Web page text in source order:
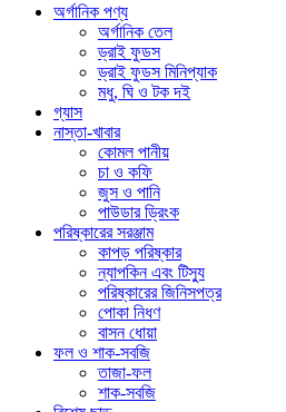
অর্গানিক পণ্য
অর্গানিক তেল
ড্রাই ফুডস
ড্রাই ফুডস মিনিপ্যাক
মধু, ঘি ও টক দই
গ্যাস
নাস্তা-খাবার
কোমল পানীয়
চা ও কফি
জুস ও পানি
পাউডার ড্রিংক
পরিষ্কারের সরঞ্জাম
কাপড় পরিষ্কার
ন্যাপকিন এবং টিস্যু
পরিষ্কারের জিনিসপত্র
পোকা নিধণ
বাসন ধোয়া
ফল ও শাক-সবজি
তাজা-ফল
শাক-সবজি